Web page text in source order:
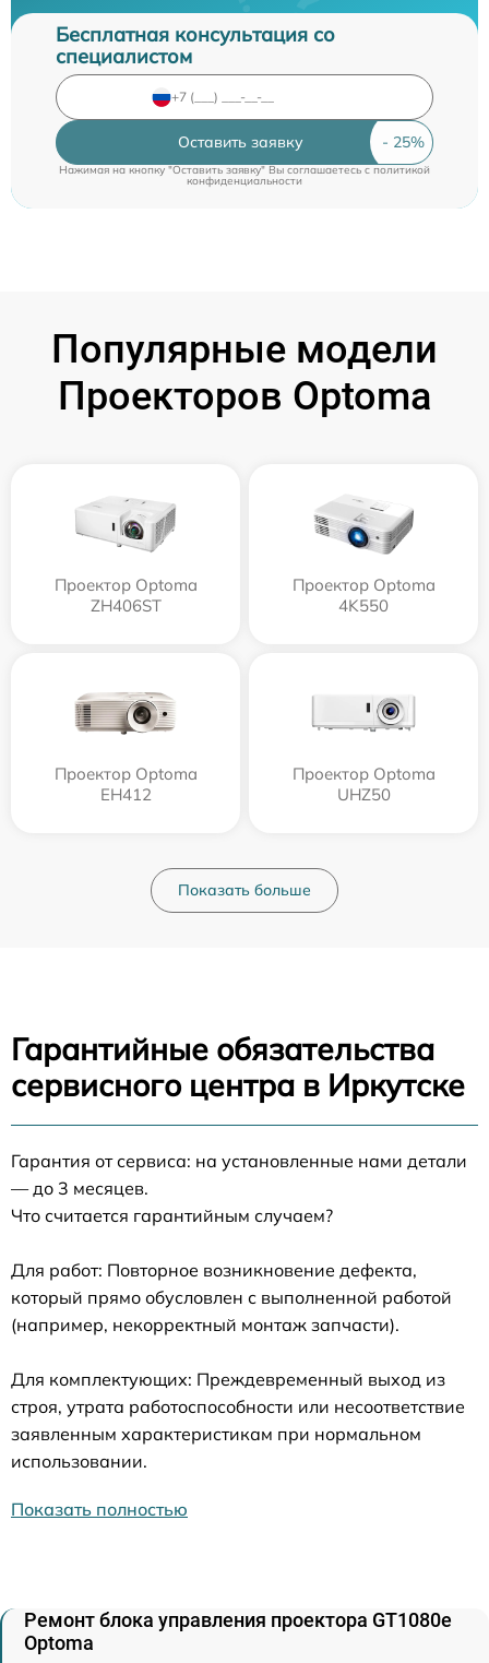
Бесплатная консультация со
специалистом
Оставить заявку
Нажимая на кнопку "Оставить заявку" Вы соглашаетесь cполитикой
конфиденциальности
Популярные модели
Проекторов Optoma
Проектор Optoma
ZH406ST
Проектор Optoma
4K550
Проектор Optoma
EH412
Проектор Optoma
UHZ50
Показать больше
Гарантийные обязательства
сервисного центра в Иркутске
Гарантия от сервиса: на установленные нами детали
— до 3 месяцев.
Что считается гарантийным случаем?
Для работ: Повторное возникновение дефекта,
который прямо обусловлен с выполненной работой
(например, некорректный монтаж запчасти).
Для комплектующих: Преждевременный выход из
строя, утрата работоспособности или несоответствие
заявленным характеристикам при нормальном
использовании.
Показать полностью
Ремонт блока управления проектора GT1080e
Optoma